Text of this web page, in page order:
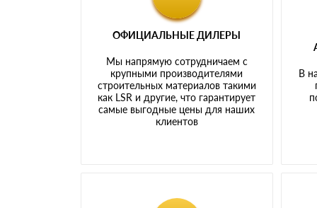
ОФИЦИАЛЬНЫЕ ДИЛЕРЫ
Мы напрямую сотрудничаем с
крупными производителями
строительных материалов такими
как LSR и другие, что гарантирует
самые выгодные цены для наших
клиентов
В